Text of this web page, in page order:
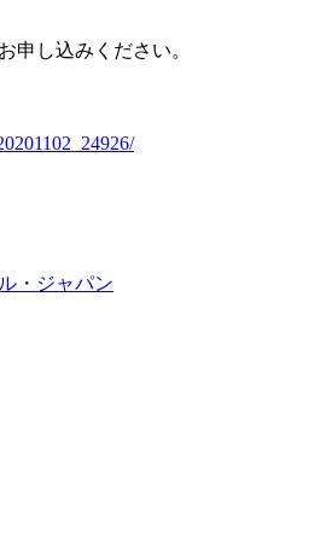
申し込みください。
・ジャパン